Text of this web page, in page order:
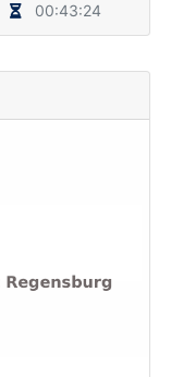
00:43:24